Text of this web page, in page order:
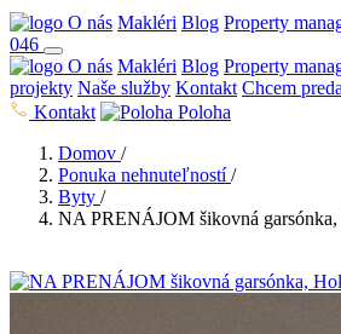
O nás Makléri Blog Property
046
O nás Makléri Blog Property
projekty Naše služby Kontakt Chcem
Kontakt
Poloha
Domov /
Ponuka nehnuteľností /
Byty /
NA PRENÁJOM šikovná